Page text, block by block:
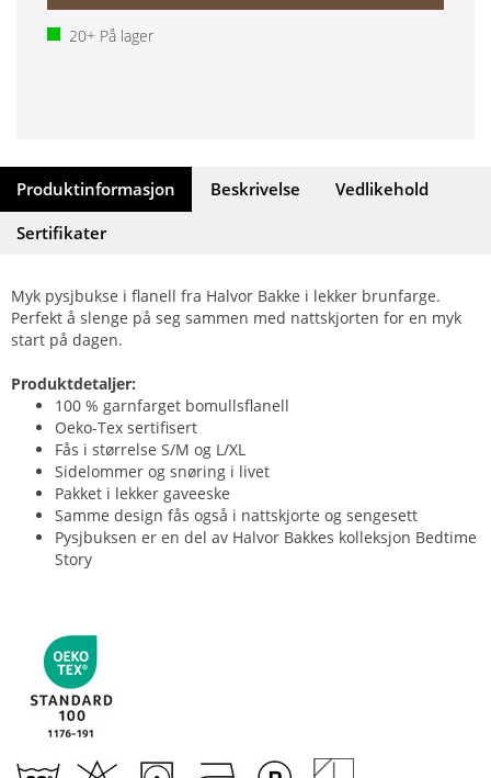
20+ På lager
Produktinformasjon Beskrivelse
Vedlikehold
Sertifikater
Myk pysjbukse i flanell fra Halvor Bakke i lekker brunfarge.
Perfekt å slenge på seg sammen med nattskjorten for en myk
start på dagen.
Produktdetaljer:
100 % garnfarget bomullsflanell
Oeko-Tex sertifisert
Fås i størrelse S/M og L/XL
Sidelommer og snøring i livet
Pakket i lekker gaveeske
Samme design fås også i nattskjorte og sengesett
Pysjbuksen er en del av Halvor Bakkes kolleksjon Bedtime
Story